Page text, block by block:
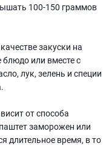
100-150 граммов
закуски на
блюдо или вместе с
лук, зелень и специи
от способа
заморожен или
длительное время, в то